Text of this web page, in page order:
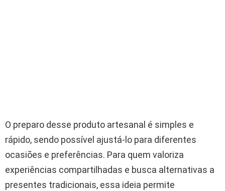
O preparo desse produto artesanal é simples e
rápido, sendo possível ajustá-lo para diferentes
ocasiões e preferências. Para quem valoriza
experiências compartilhadas e busca alternativas a
presentes tradicionais, essa ideia permite